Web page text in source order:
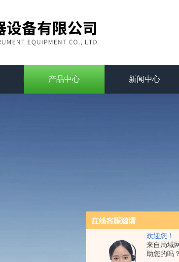
欢迎您！
来自局域
助您的吗？
产品中心 新闻中心